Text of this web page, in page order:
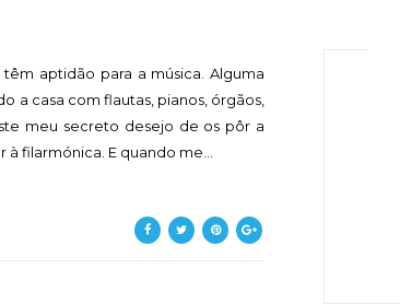
aptidão para a música. Alguma
a casa com flautas, pianos, órgãos,
meu secreto desejo de os pôr a
filarmónica. E quando me...